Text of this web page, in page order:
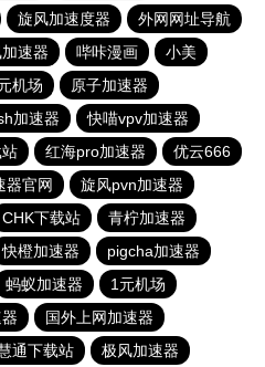
旋风加速度器
外网网址导航
速器 哔咔漫画
小美
机场
原子加速器
加速器
快喵vpv加速器
红海pro加速器
优云666
器官网
旋风pvn加速器
CHK下载站
青柠加速器
快橙加速器
pigcha加速器
蚂蚁加速器
1元机场
国外上网加速器
通下载站
极风加速器